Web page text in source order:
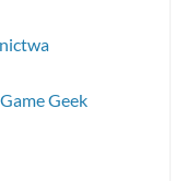
Geek